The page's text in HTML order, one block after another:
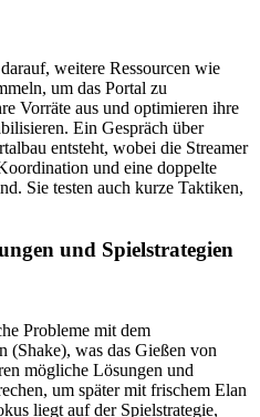
weitere Ressourcen wie
um das Portal zu
Vorräte aus und optimieren ihre
Ein Gespräch über
entsteht, wobei die Streamer
und eine doppelte
Sie testen auch kurze Taktiken,
und Spielstrategien
Probleme mit dem
(Shake), was das Gießen von
mögliche Lösungen und
um später mit frischem Elan
liegt auf der Spielstrategie,